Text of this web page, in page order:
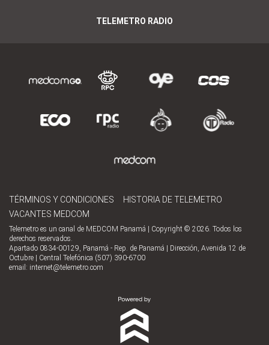
TELEMETRO RADIO
TÉRMINOS Y CONDICIONES
HISTORIA DE TELEMETRO
VACANTES MEDCOM
Telemetro es un canal de MEDCOM Panamá | Copyright © 2026. Todos los
derechos reservados.
Apartado 0834-00129, Panamá - Rep. de Panamá | Dirección, Avenida 12 de
Octubre | Central Telefónica (507) 390-6700
email: internet@telemetro.com